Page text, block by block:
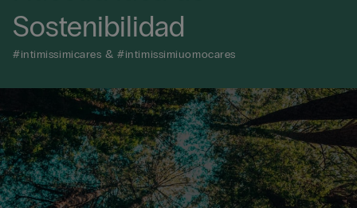
Sostenibilidad
#intimissimicares & #intimissimiuomocares